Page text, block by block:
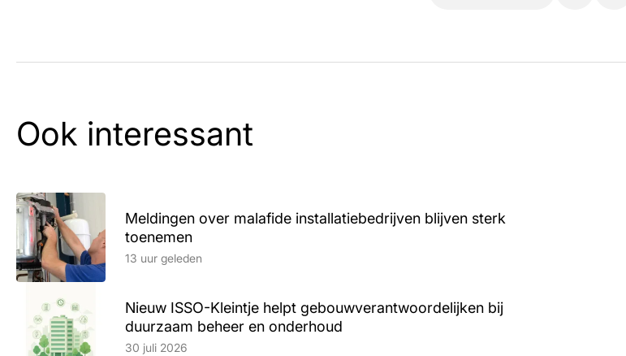
Ook interessant
Meldingen over malafide installatiebedrijven blijven sterk
toenemen
Lees artikel
13 uur geleden
Nieuw ISSO-Kleintje helpt gebouwverantwoordelijken bij
duurzaam beheer en onderhoud
Lees artikel
30 juli 2026